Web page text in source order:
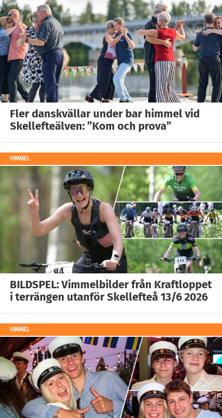
Fler danskvällar under bar himmel vid
Skellefteälven: ”Kom och prova”
VIMMEL
BILDSPEL: Vimmelbilder från Kraftloppet
i terrängen utanför Skellefteå 13/6 2026
VIMMEL